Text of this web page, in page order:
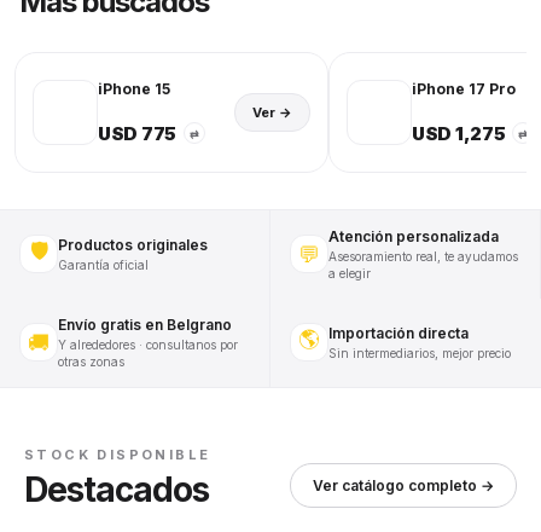
iPhone 15
USD 775 ⇄
Ver →
iPhone 17 Pro
USD 1,275 ⇄
🛡️ Productos originales
Garantía oficial 💬
Atención personalizada
Asesoramiento real, te ayudamos
a elegir
🚚
Envío gratis en Belgrano
Y alrededores · consultanos por
otras zonas
🌎 Importación directa
Sin intermediarios, mejor precio
STOCK DISPONIBLE
Destacados Ver catálogo completo →